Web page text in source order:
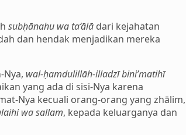
subḥānahu wa ta‘ālā dari kejahatan
dan hendak menjadikan mereka
wal-ḥamdulillāh-illadzī bini’matihī
yang ada di sisi-Nya karena
Nya kecuali orang-orang yang zhālim,
wa sallam, kepada keluarganya dan